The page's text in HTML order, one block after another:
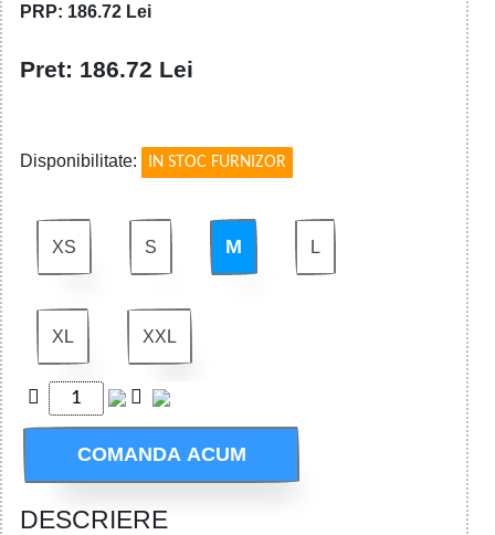
PRP: 186.72 Lei
Pret: 186.72 Lei
Disponibilitate: IN STOC FURNIZOR
XS S M L
XL XXL
COMANDA ACUM
DESCRIERE